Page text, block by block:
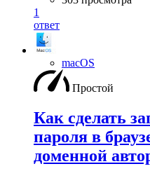
1
ответ
macOS
Простой
Как сделать
пароля в
доменной